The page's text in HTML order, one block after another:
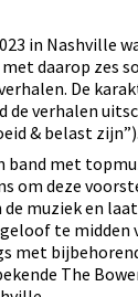
in Nashville
daarop zes
De
de verhalen
& belast zijn”).
band met
om deze
muziek en
te midden
met
The